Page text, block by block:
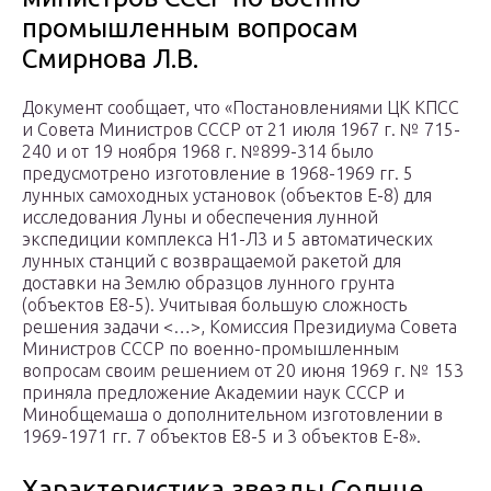
промышленным вопросам
Смирнова Л.В.
Документ сообщает, что «Постановлениями ЦК КПСС
и Совета Министров СССР от 21 июля 1967 г. № 715-
240 и от 19 ноября 1968 г. №899-314 было
предусмотрено изготовление в 1968-1969 гг. 5
лунных самоходных установок (объектов Е-8) для
исследования Луны и обеспечения лунной
экспедиции комплекса Н1-Л3 и 5 автоматических
лунных станций с возвращаемой ракетой для
доставки на Землю образцов лунного грунта
(объектов Е8-5). Учитывая большую сложность
решения задачи <…>, Комиссия Президиума Совета
Министров СССР по военно-промышленным
вопросам своим решением от 20 июня 1969 г. № 153
приняла предложение Академии наук СССР и
Минобщемаша о дополнительном изготовлении в
1969-1971 гг. 7 объектов Е8-5 и 3 объектов Е-8».